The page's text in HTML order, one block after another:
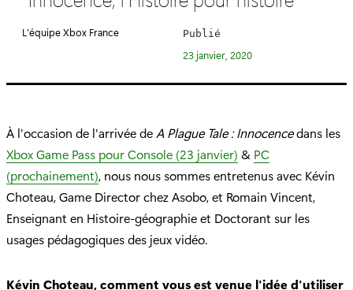
i
:
L'équipe Xbox France Publié
23 janvier, 2020
À l'occasion de l'arrivée deA Plague Tale : Innocencedans les
Xbox Game Pass pour Console (23 janvier) & PC
(prochainement), nous nous sommes entretenus avec Kévin
Choteau, Game Director chez Asobo, et Romain Vincent,
Enseignant en Histoire-géographie et Doctorant sur les
usages pédagogiques des jeux vidéo.
Kévin Choteau, comment vous est venue l'idée d'utiliser